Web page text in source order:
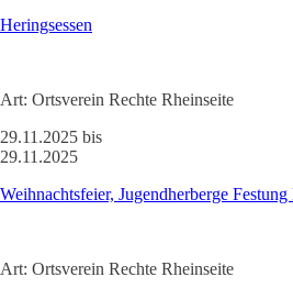
Heringsessen
Art: Ortsverein Rechte Rheinseite
29.11.2025 bis
29.11.2025
Weihnachtsfeier, Jugendherberge
Art: Ortsverein Rechte Rheinseite